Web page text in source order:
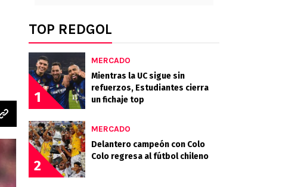
TOP REDGOL
1
MERCADO
Mientras la UC sigue sin
refuerzos, Estudiantes cierra
un fichaje top
2
MERCADO
Delantero campeón con Colo
Colo regresa al fútbol chileno